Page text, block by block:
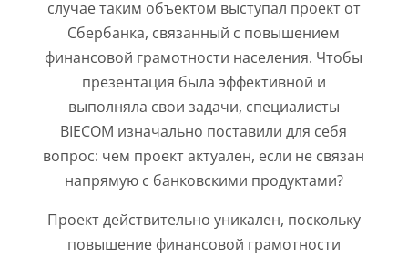
случае таким объектом выступал проект от
Сбербанка, связанный с повышением
финансовой грамотности населения. Чтобы
презентация была эффективной и
выполняла свои задачи, специалисты
BIECOM изначально поставили для себя
вопрос: чем проект актуален, если не связан
напрямую с банковскими продуктами?
Проект действительно уникален, поскольку
повышение финансовой грамотности